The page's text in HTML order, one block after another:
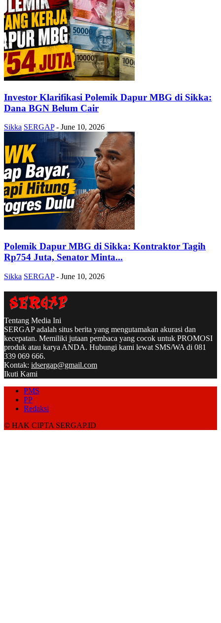
Investor Klarifikasi Polemik Dapur MBG di Sikka:
Dana BGN Belum Cair
Sikka SERGAP - June 10, 2026
Polemik Dapur MBG di Sikka: Kontraktor Tagih
Rp754 Juta, Senator Minta...
Sikka SERGAP - June 10, 2026
Tentang Media Ini
SERGAP adalah situs berita yang mengutamakan akurasi dan
kecepatan. Memiliki jutaan pembaca yang cocok untuk PROMOSI
produk atau karya ANDA. Hubungi kami lewat SMS/WA di 081
339 069 666.
Kontak: idsergap@gmail.com
Ikuti Kami
PMS
PP
Redaksi
© HAK CIPTA SERGAP.ID